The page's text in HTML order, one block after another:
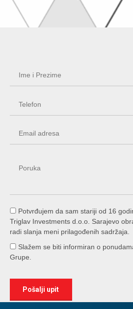
Potvrđujem da sam stariji od 16
Triglav Investments d.o.o. Sarajevo
radi slanja meni prilagođenih sadržaja.
Slažem se biti informiran o
Grupe.